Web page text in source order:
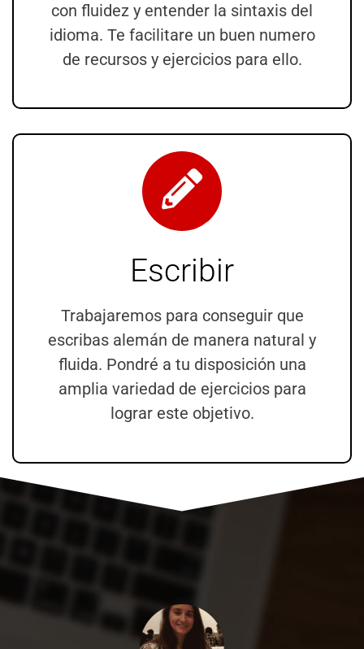
con fluidez y entender la sintaxis del
idioma. Te facilitare un buen numero
de recursos y ejercicios para ello.
Escribir
Trabajaremos para conseguir que
escribas alemán de manera natural y
fluida. Pondré a tu disposición una
amplia variedad de ejercicios para
lograr este objetivo.